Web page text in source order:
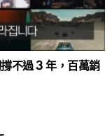
不過 3 年，百萬銷